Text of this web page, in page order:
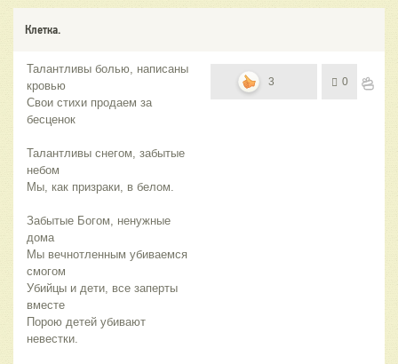
Клетка.
Талантливы болью, написаны
кровью
Свои стихи продаем за
бесценок
Талантливы снегом, забытые
небом
Мы, как призраки, в белом.
Забытые Богом, ненужные
дома
Мы вечнотленным убиваемся
смогом
Убийцы и дети, все заперты
вместе
Порою детей убивают
невестки.
3 0